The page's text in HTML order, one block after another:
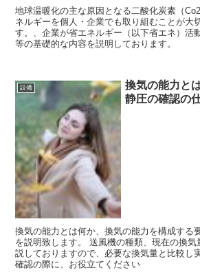
地球温暖化の主な原因となる二酸化炭素（
ネルギーを個人・企業でも取り組むことが大
す。、企業が省エネルギー（以下省エネ）活
等の基礎的な内容を説明しております。
設備
換気の能力と
静圧の確認の仕
換気の能力とは何か、換気の能力を構成する
を説明致します。 送風機の種類、現在の換
説しておりますので、必要な換気量と比較し
確認の際に、お役立てください